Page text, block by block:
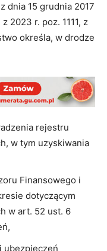
dnia 15 grudnia 2017
2023 r. poz. 1111, z
określa, w drodze
rejestru
w tym uzyskiwania
Finansowego i
dotyczącym
w art. 52 ust. 6
ubezpieczeń